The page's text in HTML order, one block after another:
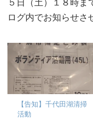
５日（土）１８時ま
ログ内でお知らせさ
【告知】千代田湖清掃
活動